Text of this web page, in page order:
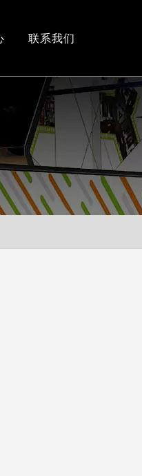
常见问答
成功案例视频
联系我们